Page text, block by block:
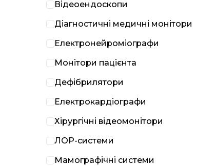
Відеоендоскопи
Діагностичні медичні монітори
Електронейроміографи
Монітори пацієнта
Дефібрилятори
Електрокардіографи
Хірургічні відеомонітори
ЛОР-системи
Мамографічні системи